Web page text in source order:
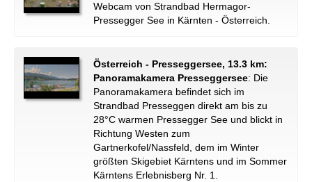
Webcam von Strandbad Hermagor-
Pressegger See in Kärnten - Österreich.
Österreich - Presseggersee, 13.3 km:
Panoramakamera Presseggersee: Die
Panoramakamera befindet sich im
Strandbad Presseggen direkt am bis zu
28°C warmen Pressegger See und blickt in
Richtung Westen zum
Gartnerkofel/Nassfeld, dem im Winter
größten Skigebiet Kärntens und im Sommer
Kärntens Erlebnisberg Nr. 1.